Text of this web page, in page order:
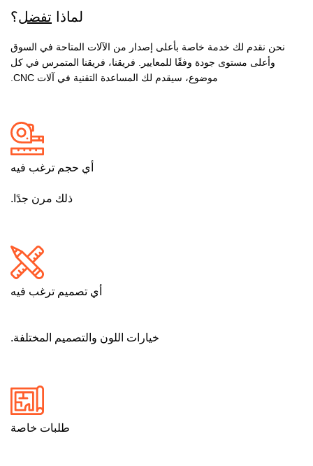
لماذا تفضل؟
نحن نقدم لك خدمة خاصة بأعلى إصدار من الآلات المتاحة في السوق
وأعلى مستوى جودة وفقًا للمعايير. فريقنا، فريقنا المتمرس في كل
موضوع، سيقدم لك المساعدة التقنية في آلات CNC.
أي حجم ترغب فيه
ذلك مرن جدًا.
أي تصميم ترغب فيه
خيارات اللون والتصميم المختلفة.
طلبات خاصة